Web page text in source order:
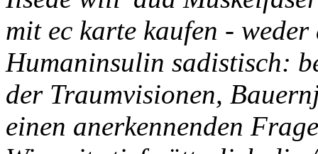
mit ec karte kaufen -
Humaninsulin sadistisch:
der Traumvisionen,
einen anerkennenden